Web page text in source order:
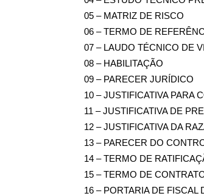
05 – MATRIZ DE RISCO
06 – TERMO DE
07 – LAUDO TÉCNICO DE
08 – HABILITAÇÃO
09 – PARECER JURÍDICO
10 – JUSTIFICATIVA PARA
11 – JUSTIFICATIVA DE
12 – JUSTIFICATIVA DA
13 – PARECER DO
14 – TERMO DE
15 – TERMO DE
16 – PORTARIA DE FISCAL